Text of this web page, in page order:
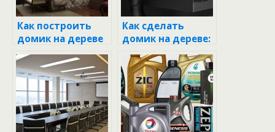
Как построить
домик на дереве
своими руками:
пошаговое
руководство
Как сделать
домик на дереве:
пошаговое
руководство для
творческих
людей